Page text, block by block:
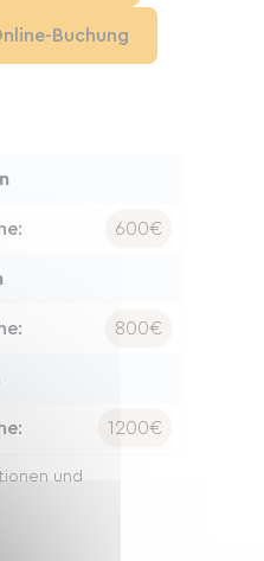
Buchung
600€
800€
1200€
und